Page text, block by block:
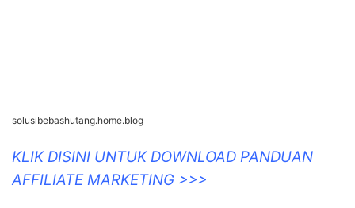
solusibebashutang.home.blog
KLIK DISINI UNTUK DOWNLOAD PANDUAN
AFFILIATE MARKETING >>>